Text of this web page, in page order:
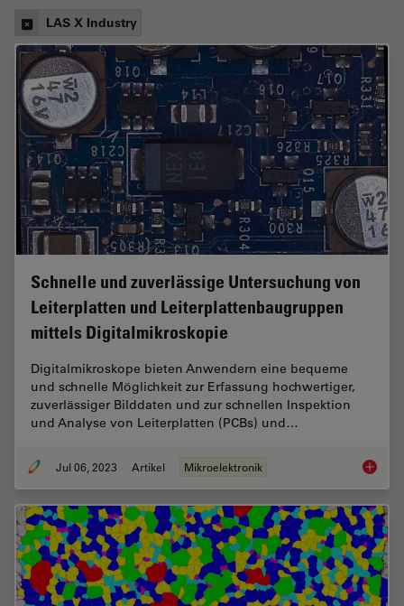
LAS X Industry
Schnelle und zuverlässige Untersuchung von
Leiterplatten und Leiterplattenbaugruppen
mittels Digitalmikroskopie
Digitalmikroskope bieten Anwendern eine bequeme
und schnelle Möglichkeit zur Erfassung hochwertiger,
zuverlässiger Bilddaten und zur schnellen Inspektion
und Analyse von Leiterplatten (PCBs) und…
Jul 06, 2023 Artikel Mikroelektronik